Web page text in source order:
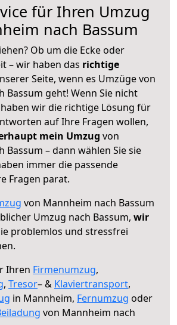
für Ihren Umzug
nach Bassum
Ob um die Ecke oder
– wir haben das richtige
Seite, wenn es Umzüge von
Bassum geht! Wenn Sie nicht
wir die richtige Lösung für
auf Ihre Fragen wollen,
mein Umzug von
Bassum – dann wählen Sie sie
immer die passende
Fragen parat.
von Mannheim nach Bassum
Umzug nach Bassum, wir
problemlos und stressfrei
Ihren Firmenumzug,
, Tresor– & Klaviertransport,
in Mannheim, Fernumzug oder
von Mannheim nach